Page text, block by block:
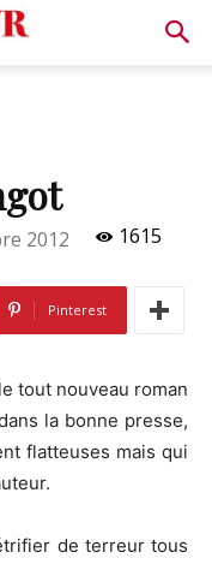
2012
1615
Pinterest
tout nouveau roman
la bonne presse,
flatteuses mais qui
de terreur tous